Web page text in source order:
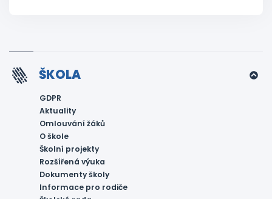
ŠKOLA
GDPR
Aktuality
Omlouvání žáků
O škole
Školní projekty
Rozšířená výuka
Dokumenty školy
Informace pro rodiče